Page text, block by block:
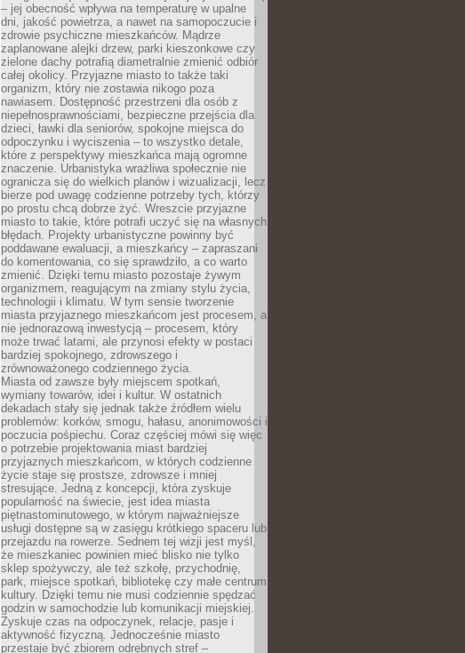
– jej obecność wpływa na temperaturę w upalne
dni, jakość powietrza, a nawet na samopoczucie i
zdrowie psychiczne mieszkańców. Mądrze
zaplanowane alejki drzew, parki kieszonkowe czy
zielone dachy potrafią diametralnie zmienić odbiór
całej okolicy. Przyjazne miasto to także taki
organizm, który nie zostawia nikogo poza
nawiasem. Dostępność przestrzeni dla osób z
niepełnosprawnościami, bezpieczne przejścia dla
dzieci, ławki dla seniorów, spokojne miejsca do
odpoczynku i wyciszenia – to wszystko detale,
które z perspektywy mieszkańca mają ogromne
znaczenie. Urbanistyka wrażliwa społecznie nie
ogranicza się do wielkich planów i wizualizacji, lecz
bierze pod uwagę codzienne potrzeby tych, którzy
po prostu chcą dobrze żyć. Wreszcie przyjazne
miasto to takie, które potrafi uczyć się na własnych
błędach. Projekty urbanistyczne powinny być
poddawane ewaluacji, a mieszkańcy – zapraszani
do komentowania, co się sprawdziło, a co warto
zmienić. Dzięki temu miasto pozostaje żywym
organizmem, reagującym na zmiany stylu życia,
technologii i klimatu. W tym sensie tworzenie
miasta przyjaznego mieszkańcom jest procesem, a
nie jednorazową inwestycją – procesem, który
może trwać latami, ale przynosi efekty w postaci
bardziej spokojnego, zdrowszego i
zrównoważonego codziennego życia.
Miasta od zawsze były miejscem spotkań,
wymiany towarów, idei i kultur. W ostatnich
dekadach stały się jednak także źródłem wielu
problemów: korków, smogu, hałasu, anonimowości i
poczucia pośpiechu. Coraz częściej mówi się więc
o potrzebie projektowania miast bardziej
przyjaznych mieszkańcom, w których codzienne
życie staje się prostsze, zdrowsze i mniej
stresujące. Jedną z koncepcji, która zyskuje
popularność na świecie, jest idea miasta
piętnastominutowego, w którym najważniejsze
usługi dostępne są w zasięgu krótkiego spaceru lub
przejazdu na rowerze. Sednem tej wizji jest myśl,
że mieszkaniec powinien mieć blisko nie tylko
sklep spożywczy, ale też szkołę, przychodnię,
park, miejsce spotkań, bibliotekę czy małe centrum
kultury. Dzięki temu nie musi codziennie spędzać
godzin w samochodzie lub komunikacji miejskiej.
Zyskuje czas na odpoczynek, relacje, pasje i
aktywność fizyczną. Jednocześnie miasto
przestaje być zbiorem odrębnych stref –